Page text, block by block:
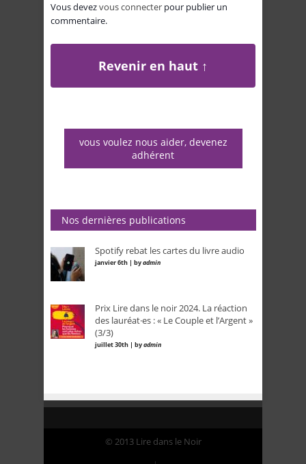
Vous devezvous connecter pour publier un
commentaire.
Revenir en haut ↑
vous voulez nous aider, devenez
adhérent
Nos dernières publications
Spotify rebat les cartes du livre audio
janvier 6th | byadmin
Prix Lire dans le noir 2024. La réaction
des lauréat·es : « Le Couple et l’Argent »
(3/3)
juillet 30th | byadmin
© 2013 Lire dans le Noir